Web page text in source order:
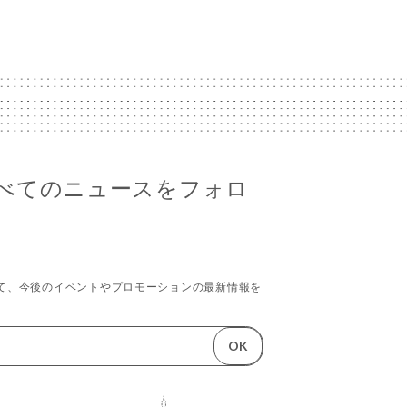
てのニュースをフォロ
、今後のイベントやプロモーションの最新情報を
OK